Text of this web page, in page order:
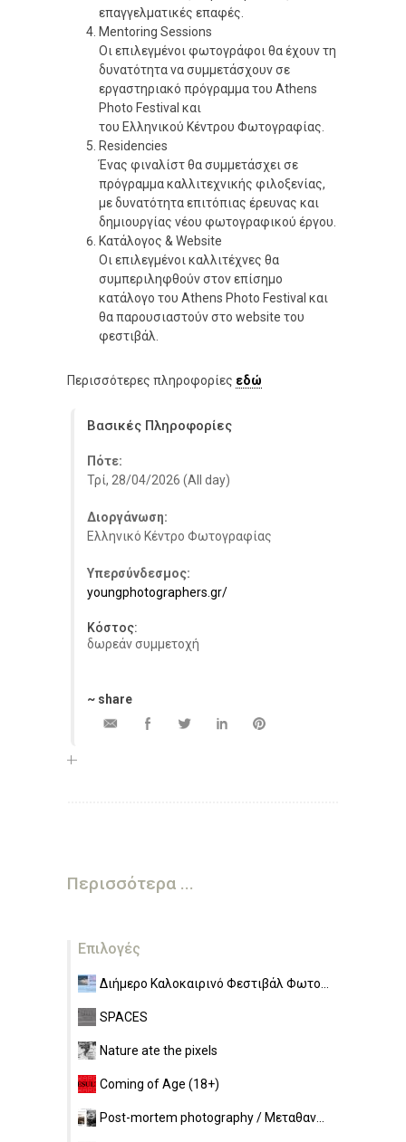
επαγγελματικές επαφές.
Mentoring Sessions
Οι επιλεγμένοι φωτογράφοι θα έχουν τη
δυνατότητα να συμμετάσχουν σε
εργαστηριακό πρόγραμμα του Athens
Photo Festival και
του Ελληνικού Κέντρου Φωτογραφίας.
Residencies
Ένας φιναλίστ θα συμμετάσχει σε
πρόγραμμα καλλιτεχνικής φιλοξενίας,
με δυνατότητα επιτόπιας έρευνας και
δημιουργίας νέου φωτογραφικού έργου.
Κατάλογος & Website
Οι επιλεγμένοι καλλιτέχνες θα
συμπεριληφθούν στον επίσημο
κατάλογο του Athens Photo Festival και
θα παρουσιαστούν στο website του
φεστιβάλ.
Περισσότερες πληροφορίες εδώ
Βασικές Πληροφορίες
Πότε:
Τρί, 28/04/2026 (All day)
Διοργάνωση:
Ελληνικό Κέντρο Φωτογραφίας
Υπερσύνδεσμος:
youngphotographers.gr/
Κόστος:
δωρεάν συμμετοχή
~ share
Περισσότερα ...
Επιλογές
Διήμερο Καλοκαιρινό Φεστιβάλ Φωτο...
SPACES
Nature ate the pixels
Coming of Age (18+)
Post-mortem photography / Μεταθαν...